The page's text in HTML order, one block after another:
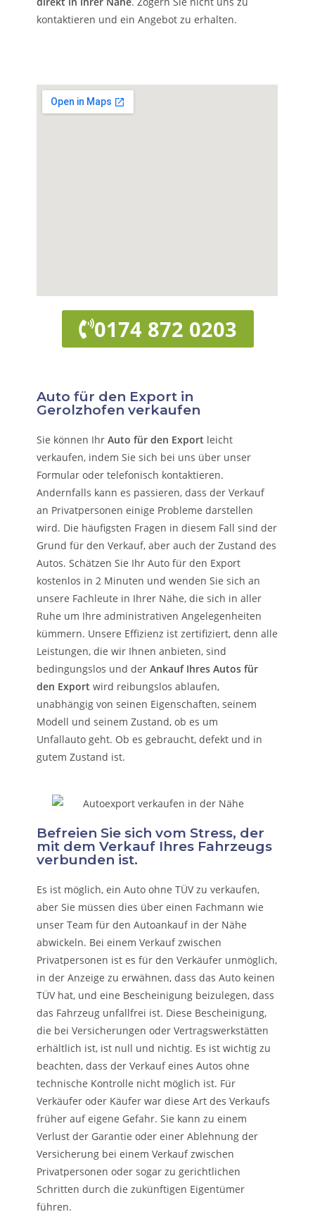
kontaktieren und ein Angebot zu erhalten.
0174 872 0203
Auto für den Export in
Gerolzhofen verkaufen
Sie können IhrAuto für den Export leicht
verkaufen, indem Sie sich bei uns über unser
Formular oder telefonisch kontaktieren.
Andernfalls kann es passieren, dass der Verkauf
an Privatpersonen einige Probleme darstellen
wird. Die häufigsten Fragen in diesem Fall sind der
Grund für den Verkauf, aber auch der Zustand des
Autos. Schätzen Sie Ihr Auto für den Export
kostenlos in 2 Minuten und wenden Sie sich an
unsere Fachleute in Ihrer Nähe, die sich in aller
Ruhe um Ihre administrativen Angelegenheiten
kümmern. Unsere Effizienz ist zertifiziert, denn alle
Leistungen, die wir Ihnen anbieten, sind
bedingungslos und derAnkauf Ihres Autos für
den Export wird reibungslos ablaufen,
unabhängig von seinen Eigenschaften, seinem
Modell und seinem Zustand, ob es um
Unfallauto geht. Ob es gebraucht, defekt und in
gutem Zustand ist.
Befreien Sie sich vom Stress, der
mit dem Verkauf Ihres Fahrzeugs
verbunden ist.
Es ist möglich, ein Auto ohne TÜV zu verkaufen,
aber Sie müssen dies über einen Fachmann wie
unser Team für den Autoankauf in der Nähe
abwickeln. Bei einem Verkauf zwischen
Privatpersonen ist es für den Verkäufer unmöglich,
in der Anzeige zu erwähnen, dass das Auto keinen
TÜV hat, und eine Bescheinigung beizulegen, dass
das Fahrzeug unfallfrei ist. Diese Bescheinigung,
die bei Versicherungen oder Vertragswerkstätten
erhältlich ist, ist null und nichtig. Es ist wichtig zu
beachten, dass der Verkauf eines Autos ohne
technische Kontrolle nicht möglich ist. Für
Verkäufer oder Käufer war diese Art des Verkaufs
früher auf eigene Gefahr. Sie kann zu einem
Verlust der Garantie oder einer Ablehnung der
Versicherung bei einem Verkauf zwischen
Privatpersonen oder sogar zu gerichtlichen
Schritten durch die zukünftigen Eigentümer
führen.